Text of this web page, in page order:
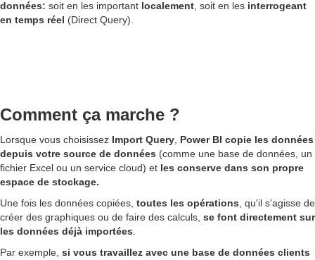
données: soit en les important localement , soit en les interrogeant
en temps réel (Direct Query).
Comment ça marche ?
Lorsque vous choisissez Import Query Power BI copie les données
depuis votre source de données (comme une base de données, un
fichier Excel ou un service cloud) et les conserve dans son propre
espace de stockage.
Une fois les données copiées, toutes les opérations , qu'il s'agisse de
créer des graphiques ou de faire des calculs, se font directement sur
les données déjà importées
Par exemple, si vous travaillez avec une base de données clients